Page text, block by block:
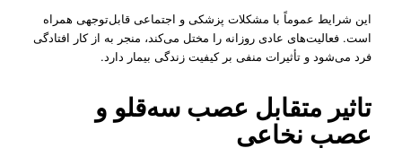
این شرایط عموماً با مشکلات پزشکی و اجتماعی قابل‌توجهی همراه
است. فعالیت‌های عادی روزانه را مختل می‌کند، منجر به از کار افتادگی
فرد می‌شود و تأثیرات منفی بر کیفیت زندگی بیمار دارد.
تاثیر متقابل عصب سه‌قلو و
عصب نخاعی